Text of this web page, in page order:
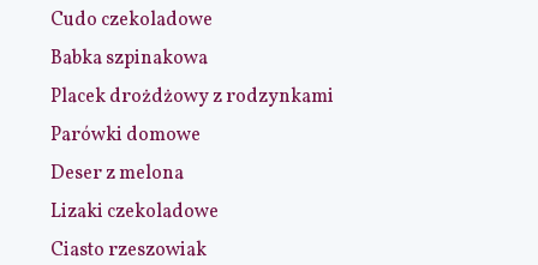
Cudo czekoladowe
Babka szpinakowa
Placek drożdżowy z rodzynkami
Parówki domowe
Deser z melona
Lizaki czekoladowe
Ciasto rzeszowiak